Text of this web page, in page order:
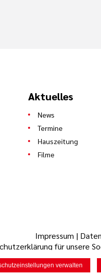
Aktuelles
News
Termine
Hauszeitung
Filme
Impressum |
für unsere
verwalten